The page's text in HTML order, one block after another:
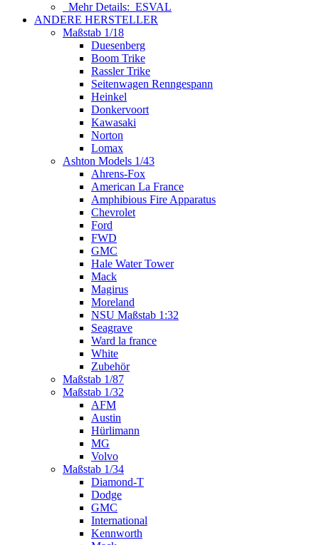
Mehr Details: ESVAL
ANDERE HERSTELLER
Maßstab 1/18
Duesenberg
Boom Trike
Rassler Trike
Seitenwagen Renngespann
Heinkel
Donkervoort
Kawasaki
Norton
Lomax
Ashton Models 1/43
Ahrens-Fox
American La France
Amphibious Fire Apparatus
Chevrolet
Ford
FWD
GMC
Hale Water Tower
Mack
Magirus
Moreland
NSU Maßstab 1:32
Seagrave
Ward la france
White
Zubehör
Maßstab 1/87
Maßstab 1/32
AFM
Austin
Hürlimann
MG
Volvo
Maßstab 1/34
Diamond-T
Dodge
GMC
International
Kennworth